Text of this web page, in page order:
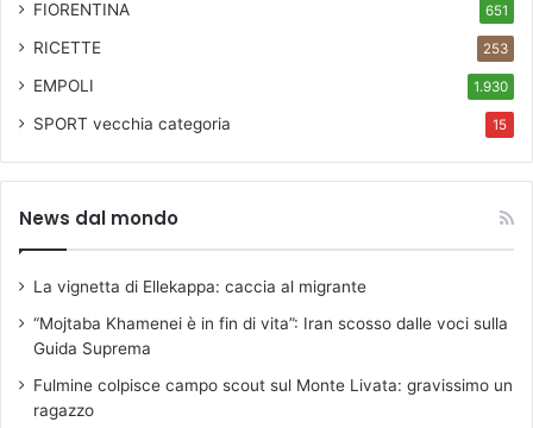
FIORENTINA 651
RICETTE 253
EMPOLI 1.930
SPORT vecchia categoria 15
News dal mondo
La vignetta di Ellekappa: caccia al migrante
“Mojtaba Khamenei è in fin di vita”: Iran scosso dalle voci sulla
Guida Suprema
Fulmine colpisce campo scout sul Monte Livata: gravissimo un
ragazzo